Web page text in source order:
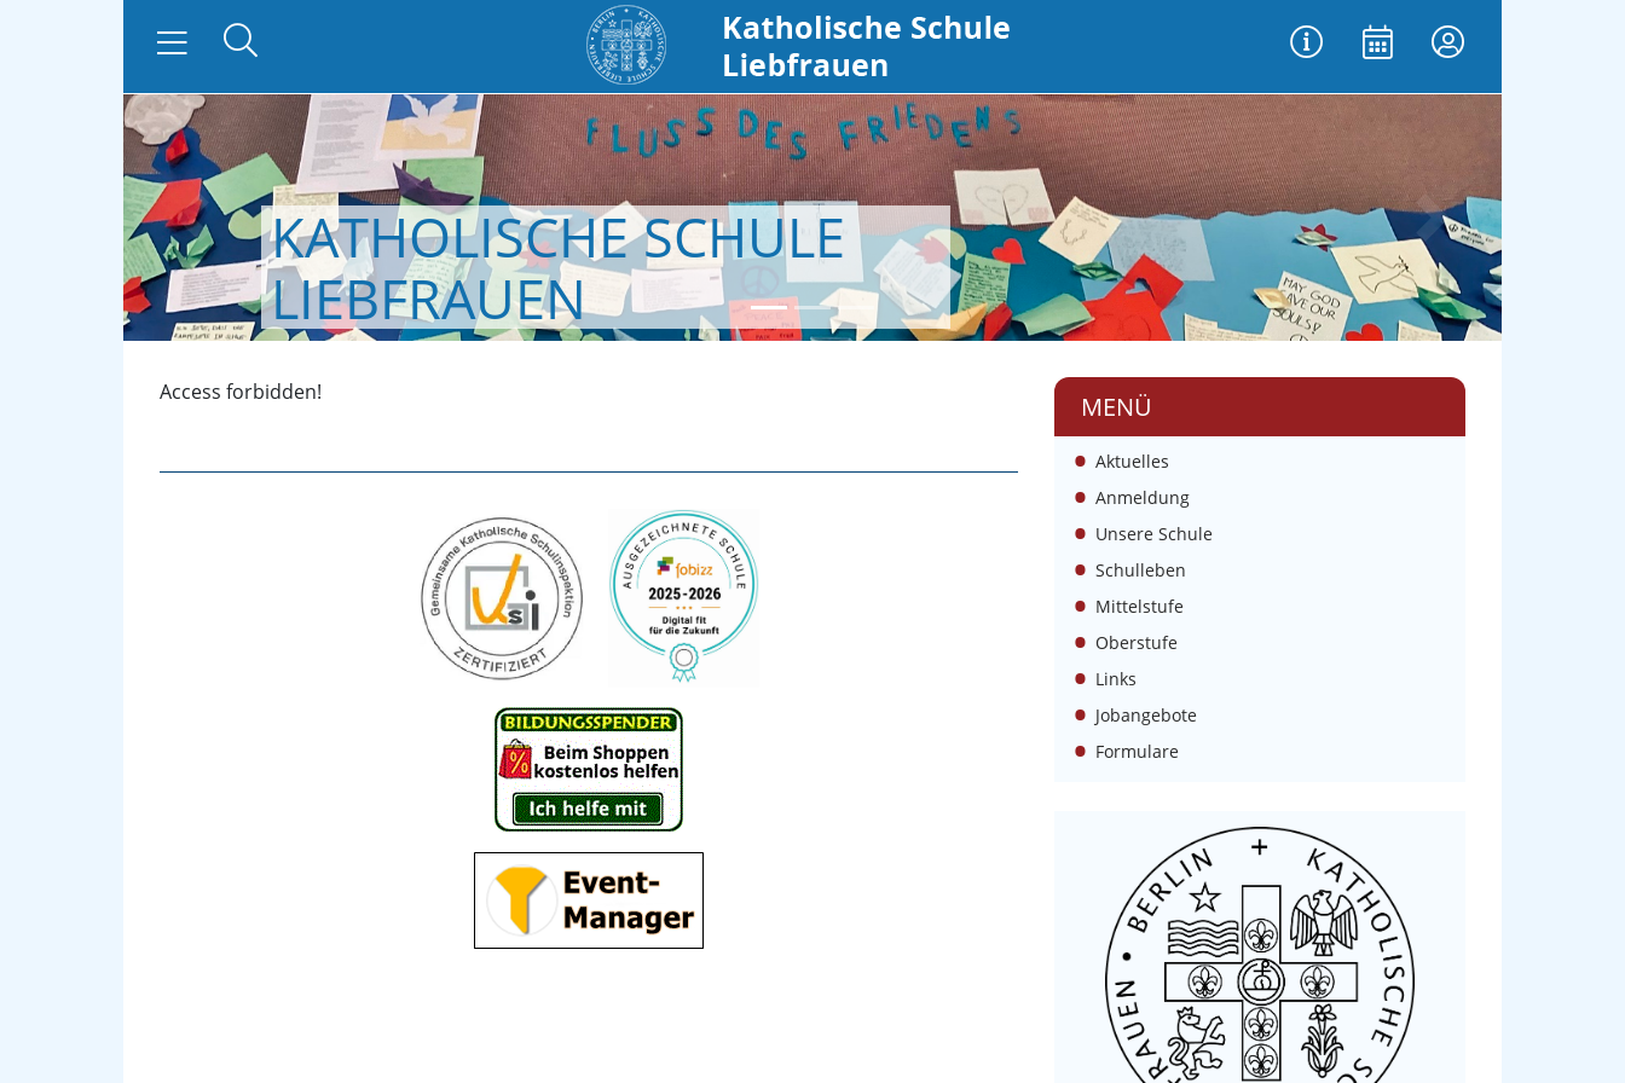
KATHOLISCHE SCHULE
LIEBFRAUEN
zurück vor
Access forbidden! MENÜ
Aktuelles
Anmeldung
Unsere Schule
Schulleben
Mittelstufe
Oberstufe
Links
Jobangebote
Formulare